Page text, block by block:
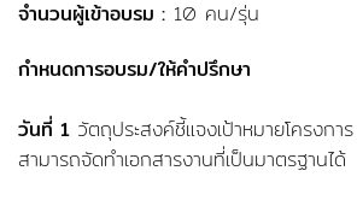
จำนวนผู้เข้าอบรม : 10 คน/รุ่น
กำหนดการอบรม/ให้คำปรึกษา
วันที่ 1 วัตถุประสงค์ชี้แจงเป้าหมายโครงก
สามารถจัดทำเอกสารงานที่เป็นมาตรฐานได้